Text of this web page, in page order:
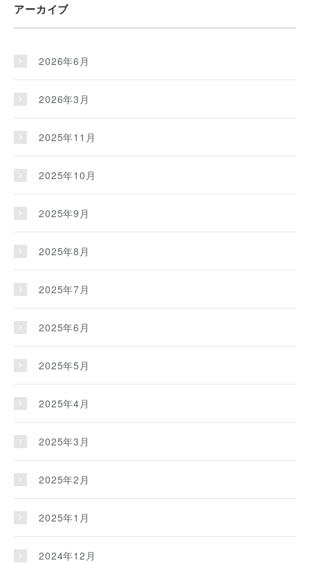
アーカイブ
2026年6月
2026年3月
2025年11月
2025年10月
2025年9月
2025年8月
2025年7月
2025年6月
2025年5月
2025年4月
2025年3月
2025年2月
2025年1月
2024年12月